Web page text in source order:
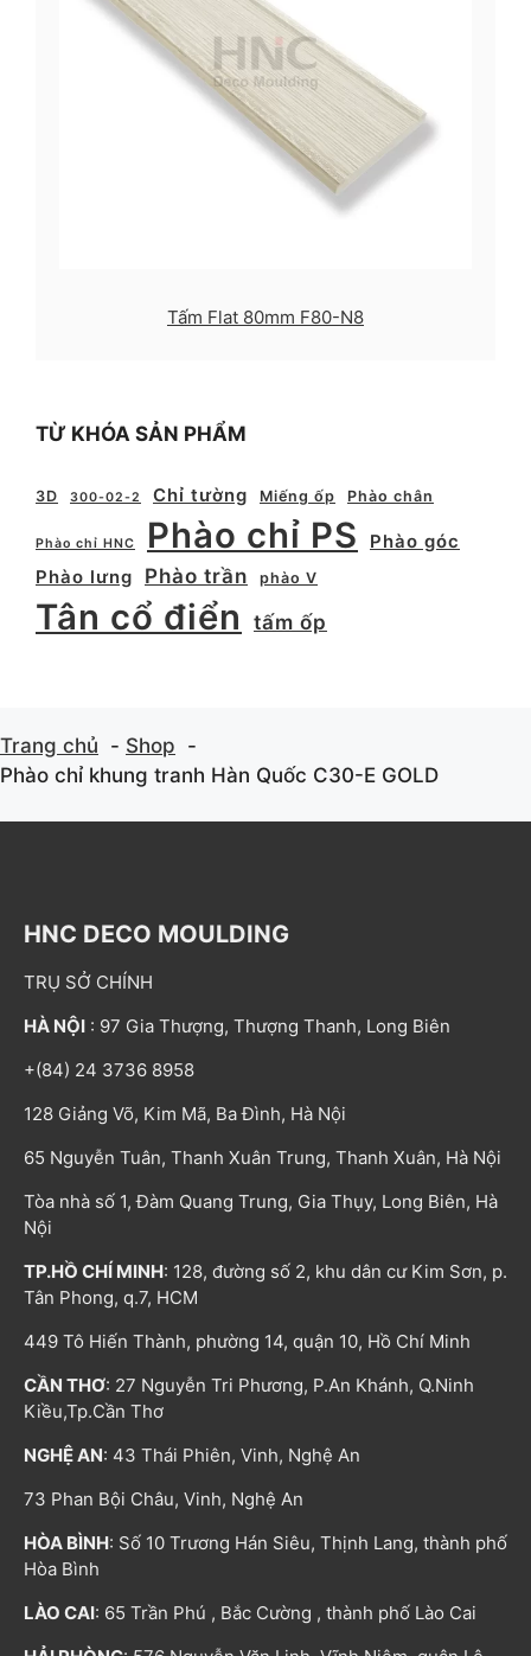
Tấm Flat 80mm F80-N8
TỪ KHÓA SẢN PHẨM
3D 300-02-2 Chỉ tường Miếng ốp Phào chân
Phào chỉ HNC Phào chỉ PS
Phào góc
Phào lưng
Phào trần phào V
Tân cổ điển tấm ốp
Trang chủ
Shop
Phào chỉ khung tranh Hàn Quốc C30-E GOLD
HNC DECO MOULDING
TRỤ SỞ CHÍNH
HÀ NỘI : 97 Gia Thượng, Thượng Thanh, Long Biên
+(84) 24 3736 8958
128 Giảng Võ, Kim Mã, Ba Đình, Hà Nội
65 Nguyễn Tuân, Thanh Xuân Trung, Thanh Xuân, Hà Nội
Tòa nhà số 1, Đàm Quang Trung, Gia Thụy, Long Biên, Hà
Nội
TP.HỒ CHÍ MINH: 128, đường số 2, khu dân cư Kim Sơn, p.
Tân Phong, q.7, HCM
449 Tô Hiến Thành, phường 14, quận 10, Hồ Chí Minh
CẦN THƠ: 27 Nguyễn Tri Phương, P.An Khánh, Q.Ninh
Kiều,Tp.Cần Thơ
NGHỆ AN: 43 Thái Phiên, Vinh, Nghệ An
73 Phan Bội Châu, Vinh, Nghệ An
HÒA BÌNH: Số 10 Trương Hán Siêu, Thịnh Lang, thành phố
Hòa Bình
LÀO CAI: 65 Trần Phú , Bắc Cường , thành phố Lào Cai